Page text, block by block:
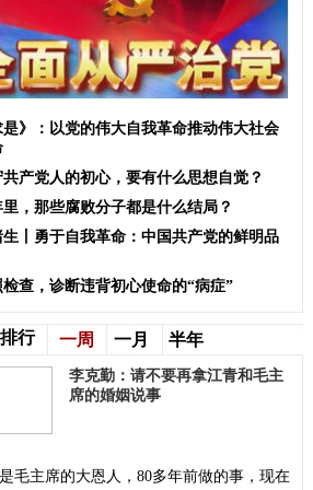
是》：以党的伟大自我革命推动伟大社会
产党人的初心，要有什么思想自觉？
里，那些腐败分子都是什么结局？
生丨勇于自我革命：中国共产党的鲜明品
检查，诊断违背初心使命的“病症”
行 一周 一月 半年
李克勤：请不要再拿江青和毛主
席的婚姻说事
毛主席的大恩人，80多年前做的事，现在